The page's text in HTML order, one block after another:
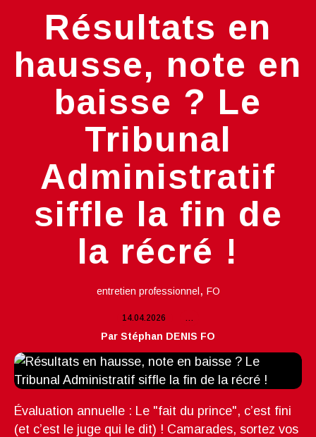
Résultats en
hausse, note en
baisse ? Le
Tribunal
Administratif
siffle la fin de
la récré !
entretien professionnel , FO
14.04.2026 …
Par Stéphan DENIS FO
Évaluation annuelle : Le "fait du prince", c’est fini
(et c’est le juge qui le dit) ! Camarades, sortez vos